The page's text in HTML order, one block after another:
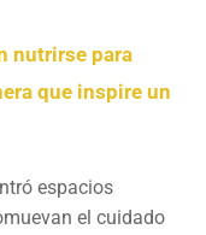
nutrirse para
que inspire un
espacios
el cuidado